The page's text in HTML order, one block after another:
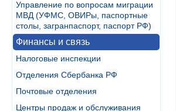
Управление по вопросам миграции
МВД (УФМС, ОВИРы, паспортные
столы, загранпаспорт, паспорт РФ)
Финансы и связь
Налоговые инспекции
Отделения Сбербанка РФ
Почтовые отделения
Центры продаж и обслуживания